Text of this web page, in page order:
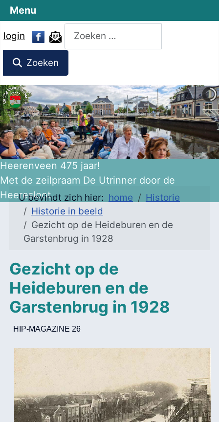
login
Zoeken
Zoeken
Heerenveen 475 jaar!
Met de zeilpraam De Utrinner door de
Heeresloot
U bevindt zich hier: home
Historie
Historie in beeld
Gezicht op de Heideburen en de
Garstenbrug in 1928
Gezicht op de
Heideburen en de
Garstenbrug in 1928
HIP-MAGAZINE 26
Menu